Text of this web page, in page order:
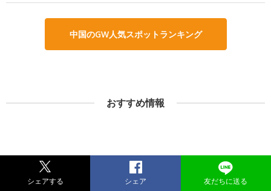
中国のGW人気スポットランキング
おすすめ情報
シェアする シェア 友だちに送る